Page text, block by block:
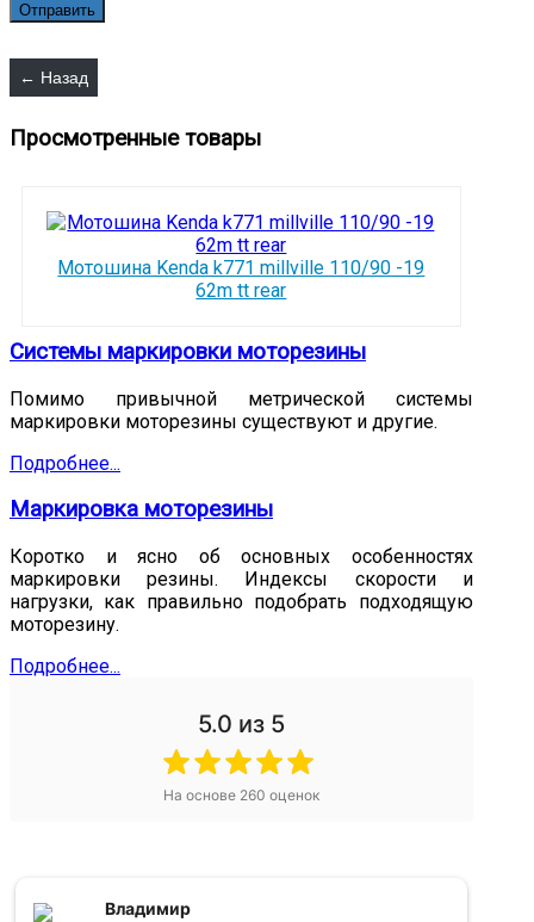
Просмотренные товары
Мотошина Kenda k771 millville 110/90 -19
62m tt rear
Системы маркировки моторезины
Помимо привычной метрической системы
маркировки моторезины существуют и другие.
Подробнее...
Маркировка моторезины
Коротко и ясно об основных особенностях
маркировки резины. Индексы скорости и
нагрузки, как правильно подобрать подходящую
моторезину.
Подробнее...
5.0 из 5
На основе 260 оценок
Александр